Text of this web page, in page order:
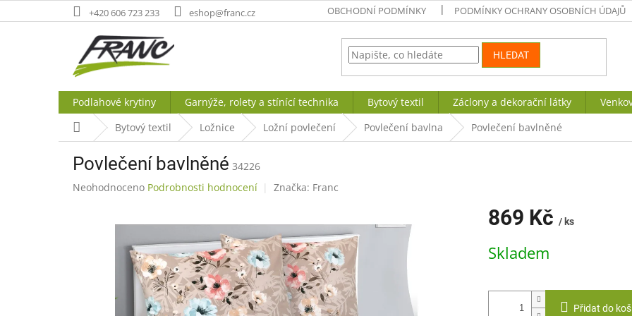
na
+420 606 723 233 eshop@franc.cz OBCHODNÍ PODMÍNKY PODMÍNKY OCHRANY OSOBNÍCH ÚDAJŮ
HLEDAT
Podlahové krytiny Garnýže, rolety a stínící technika Bytový textil Záclony a dekorační látky
Domů Bytový textil Ložnice Ložní povlečení Povlečení bavlna Povlečení bavlněné
Povlečení bavlněné 34226
Průměrné
Neohodnoceno Podrobnosti hodnocení Značka: Franc
869 Kč / ks
cena:
Skladem
Přidat do